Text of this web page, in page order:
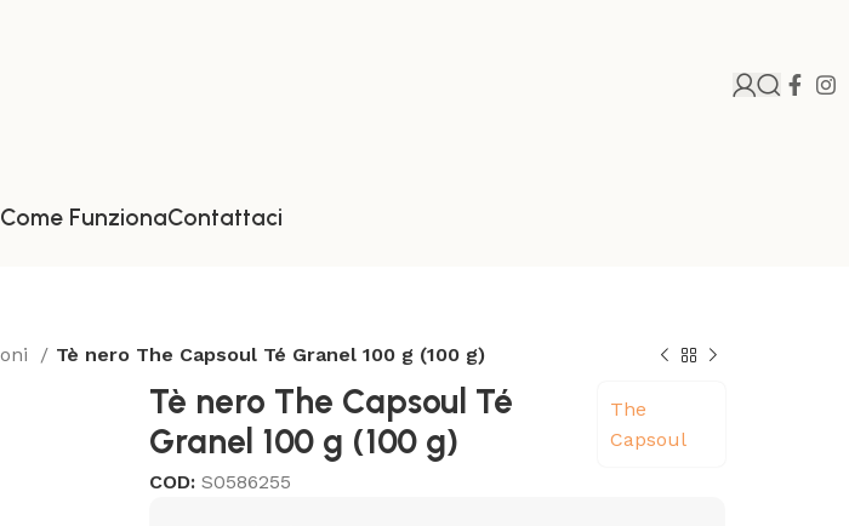
Come FunzionaContattaci
Tè nero The Capsoul Té Granel 100 g (100 g)
Tè nero The Capsoul Té
Granel 100 g (100 g)
The
Capsoul
COD: S0586255